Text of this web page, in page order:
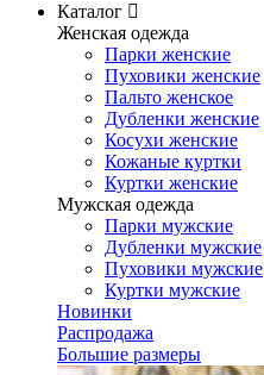
Каталог
Женская одежда
Парки женские
Пуховики женские
Пальто женское
Дубленки женские
Косухи женские
Кожаные куртки
Куртки женские
Мужская одежда
Парки мужские
Дубленки мужские
Пуховики мужские
Куртки мужские
Новинки
Распродажа
Большие размеры